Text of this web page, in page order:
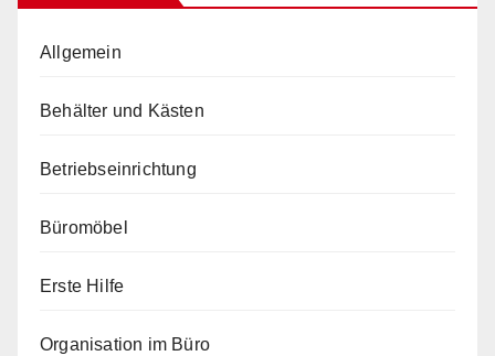
Allgemein
Behälter und Kästen
Betriebseinrichtung
Büromöbel
Erste Hilfe
Organisation im Büro